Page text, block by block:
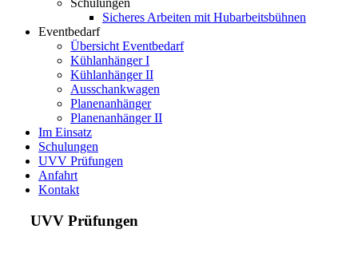
Schulungen
Sicheres Arbeiten mit Hubarbeitsbühnen
Eventbedarf
Übersicht Eventbedarf
Kühlanhänger I
Kühlanhänger II
Ausschankwagen
Planenanhänger
Planenanhänger II
Im Einsatz
Schulungen
UVV Prüfungen
Anfahrt
Kontakt
UVV Prüfungen